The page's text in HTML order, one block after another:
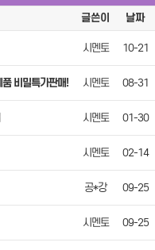
글쓴이 날짜
시멘토 10-21
비밀특가판매! 시멘토 08-31
시멘토 01-30
시멘토 02-14
공*강 09-25
시멘토 09-25